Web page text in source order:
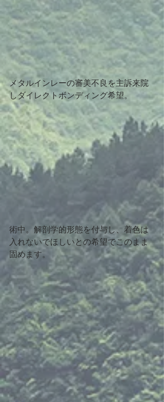
メタルインレーの審美不良を主訴来院
しダイレクトボンディング希望。
術中。解剖学的形態を付与し、着色は
入れないでほしいとの希望でこのまま
固めます。